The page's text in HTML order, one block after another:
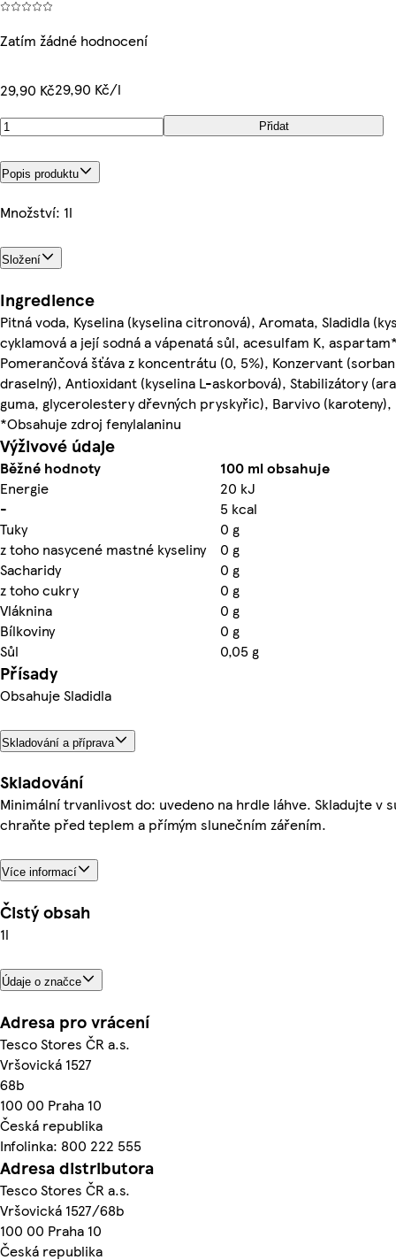
Zatím žádné hodnocení
29,90 Kč29,90 Kč/l
Přidat
Popis produktu
Množství: 1l
Složení
Ingredience
Pitná voda, Kyselina (kyselina citronová), Aromata, Sladidla
cyklamová a její sodná a vápenatá sůl, acesulfam K,
Pomerančová šťáva z koncentrátu (0, 5%), Konzervant (sorban
draselný), Antioxidant (kyselina L-askorbová), Stabilizátory
guma, glycerolestery dřevných pryskyřic), Barvivo (karoteny),
*Obsahuje zdroj fenylalaninu
Výživové údaje
Běžné hodnoty
100 ml obsahuje
Energie
20 kJ
-
5 kcal
Tuky
0 g
z toho nasycené mastné kyseliny
0 g
Sacharidy
0 g
z toho cukry
0 g
Vláknina
0 g
Bílkoviny
0 g
Sůl
0,05 g
Přísady
Obsahuje Sladidla
Skladování a příprava
Skladování
Minimální trvanlivost do: uvedeno na hrdle láhve. Skladujte v
chraňte před teplem a přímým slunečním zářením.
Více informací
Čistý obsah
1l
Údaje o značce
Adresa pro vrácení
Tesco Stores ČR a.s.
Vršovická 1527
68b
100 00 Praha 10
Česká republika
Infolinka: 800 222 555
Adresa distributora
Tesco Stores ČR a.s.
Vršovická 1527/68b
100 00 Praha 10
Česká republika